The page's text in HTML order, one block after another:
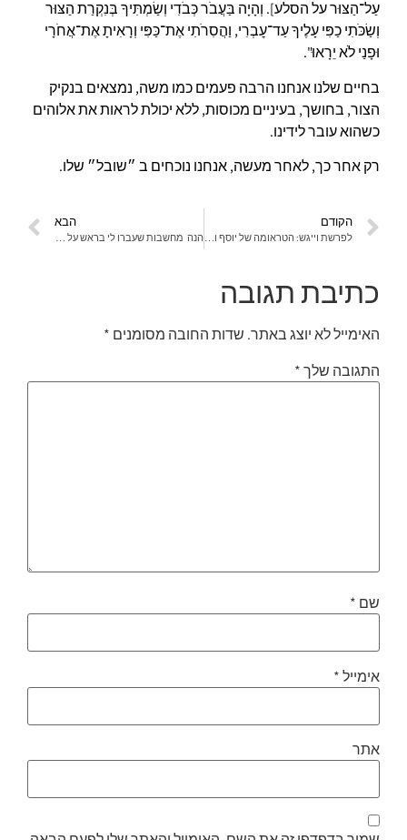
עַל־הַצּוּר על הסלע]. וְהָיָה בַּעֲבֹר כְּבֹדִי וְשַׂמְתִּיךָ בְּנִקְרַת הַצּוּר
וְשַׂכֹּתִי כַפִּי עָלֶיךָ עַד־עׇבְרִי, וַהֲסִרֹתִי אֶת־כַּפִּי וְרָאִיתָ אֶת־אֲחֹרָי
וּפָנַי לֹא יֵרָאוּ".
בחיים שלנו אנחנו הרבה פעמים כמו משה, נמצאים בנקיק
הצור, בחושך, בעיניים מכוסות, ללא יכולת לראות את אלוהים
כשהוא עובר לידינו.
רק אחר כך, לאחר מעשה, אנחנו נוכחים ב ״שובל״ שלו.
הקודם
לפרשת וייגש: הטראומה של יוסף והריפוי
הבא
הנה מחשבות שעברו לי בראש על הסמלים המטאפוריים הרלוונטיים לנו בסיפור נוח בעקבות הקריאה בשבת זו בפרשת השבוע נוח, עם סיפור המבול הידוע אותם אני מבקשת לחלוק איתכם:
כתיבת תגובה
האימייל לא יוצג באתר. שדות החובה מסומנים *
התגובה שלך*
שם *
אימייל*
אתר